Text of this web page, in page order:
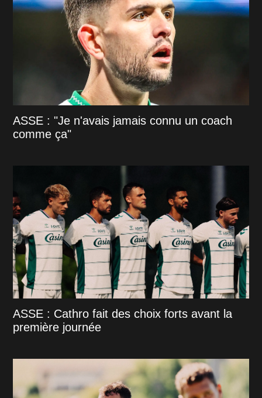
ASSE : "Je n'avais jamais connu un coach
comme ça"
ASSE : Cathro fait des choix forts avant la
première journée